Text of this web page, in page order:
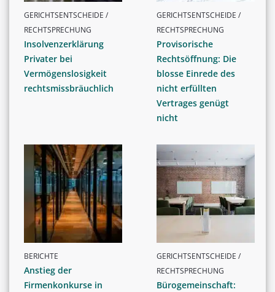
GERICHTSENTSCHEIDE /
RECHTSPRECHUNG
Insolvenzerklärung
Privater bei
Vermögenslosigkeit
rechtsmissbräuchlich
GERICHTSENTSCHEIDE /
RECHTSPRECHUNG
Provisorische
Rechtsöffnung: Die
blosse Einrede des
nicht erfüllten
Vertrages genügt
nicht
BERICHTE
Anstieg der
Firmenkonkurse in
GERICHTSENTSCHEIDE /
RECHTSPRECHUNG
Bürogemeinschaft: